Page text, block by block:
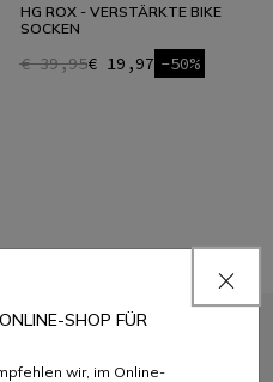
HG ROX - VERSTÄRKTE BIKE
SOCKEN
€ 39,95€ 19,97 -50%
DIE COMMUNITY AN
und erhalten Sie 10 % Rabatt auf
SHOP FÜR
wir, im Online-